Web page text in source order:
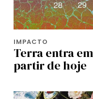
IMPACTO
Terra entra
partir de hoje